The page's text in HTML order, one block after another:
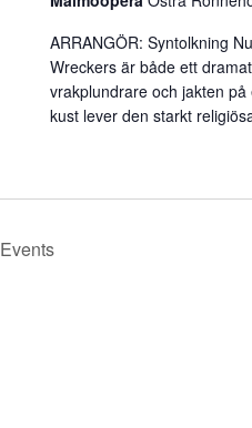
ARRANGÖR: Syntolkning
Wreckers är både ett
vrakplundrare och jakten
kust lever den starkt
Events